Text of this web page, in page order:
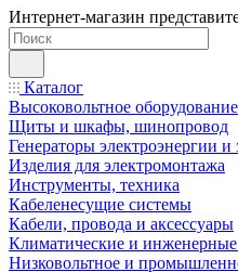
Интернет-магазин
Каталог
Высоковольтное оборудование
Щиты и шкафы, шинопровод
Генераторы электроэнергии
Изделия для электромонтажа
Инструменты, техника
Кабеленесущие системы
Кабели, провода и аксессуары
Климатические и
Низковольтное и